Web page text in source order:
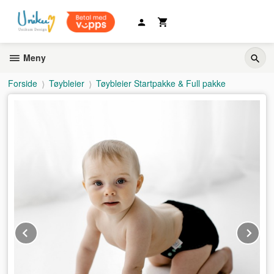
innholdet
Meny
Forside Tøybleier Tøybleier Startpakke & Full pakke
Prev